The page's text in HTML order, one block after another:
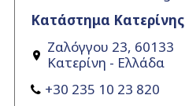
Κατάστημα Κατερίνης
Ζαλόγγου 23, 60133
Κατερίνη - Ελλάδα
+30 235 10 23 820